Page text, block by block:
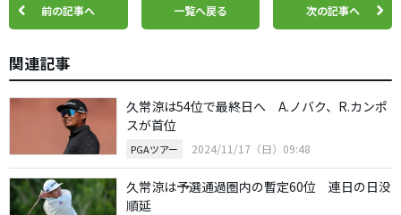
前の記事へ 一覧へ戻る 次の記事へ
関連記事
久常涼は54位で最終日へ A.ノバク、R.カンポ
スが首位
PGAツアー 2024/11/17（日）09:48
久常涼は予選通過圏内の暫定60位 連日の日没
順延